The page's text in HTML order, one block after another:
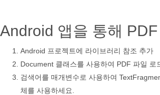
Android 앱을 통해
Android 프로젝트에 라이브러리 참조 추가
Document 클래스를 사용하여 PDF 파일 로
검색어를 매개변수로 사용하여
체를 사용하세요.